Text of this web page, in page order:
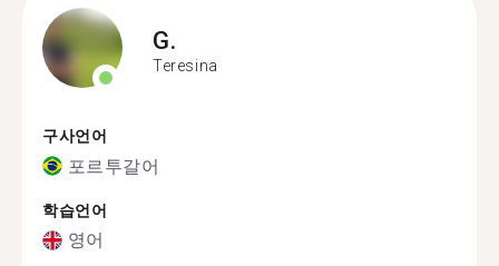
G.
Teresina
구사언어
포르투갈어
학습언어
영어